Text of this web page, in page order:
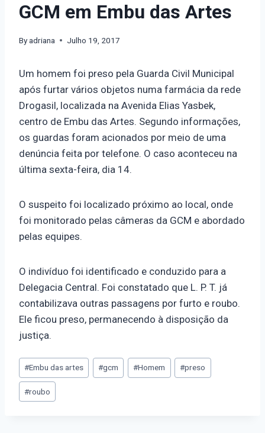
GCM em Embu das Artes
Byadriana Julho 19, 2017
Um homem foi preso pela Guarda Civil Municipal
após furtar vários objetos numa farmácia da rede
Drogasil, localizada na Avenida Elias Yasbek,
centro de Embu das Artes. Segundo informações,
os guardas foram acionados por meio de uma
denúncia feita por telefone. O caso aconteceu na
última sexta-feira, dia 14.
O suspeito foi localizado próximo ao local, onde
foi monitorado pelas câmeras da GCM e abordado
pelas equipes.
O indivíduo foi identificado e conduzido para a
Delegacia Central. Foi constatado que L. P. T. já
contabilizava outras passagens por furto e roubo.
Ele ficou preso, permanecendo à disposição da
justiça.
#Embu das artes #gcm #Homem #preso
#roubo